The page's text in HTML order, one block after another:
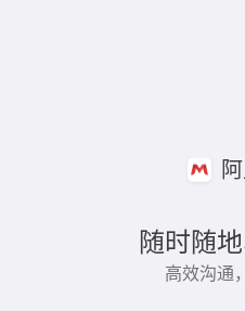
随时随
高效沟通